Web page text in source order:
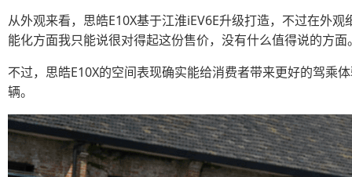
从外观来看，思皓E10X基于江淮iEV6E升级打造，不过在外
能化方面我只能说很对得起这份售价，没有什么值得说的方面
不过，思皓E10X的空间表现确实能给消费者带来更好的驾乘
辆。